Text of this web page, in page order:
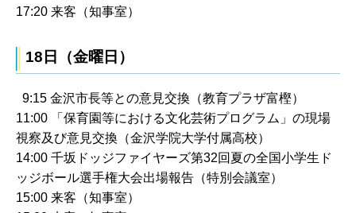
17:20 来客（知事室）
18日（金曜日）
9:15 金沢市長等との意見交換（教育プラザ富樫）
11:00 「保育園等における文化芸術プログラム」の現場
視察及び意見交換（金沢学院大学付属高校）
14:00 千坂ドッジファイヤーズ第32回夏の全国小学生ド
ッジボール選手権大会出場報告（特別会議室）
15:00 来客（知事室）